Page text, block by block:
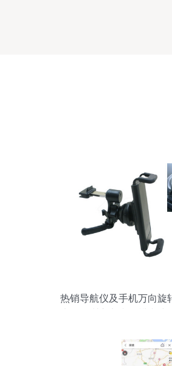
热销导航仪及手机万向旋